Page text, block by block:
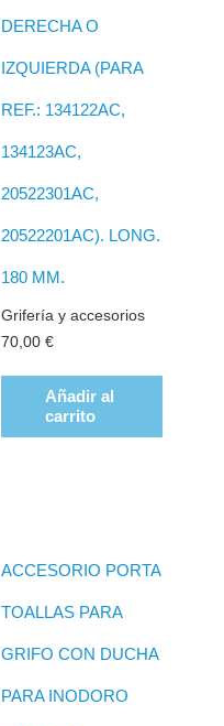
DERECHA O
IZQUIERDA (PARA
REF.: 134122AC,
134123AC,
20522301AC,
20522201AC). LONG.
180 MM.
Grifería y accesorios
70,00 €
Añadir al
carrito
ACCESORIO PORTA
TOALLAS PARA
GRIFO CON DUCHA
PARA INODORO